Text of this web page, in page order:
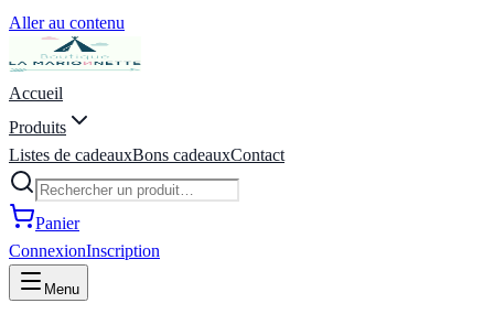
Aller au contenu
Accueil
Produits
Listes de cadeauxBons cadeauxContact
Panier
ConnexionInscription
Menu